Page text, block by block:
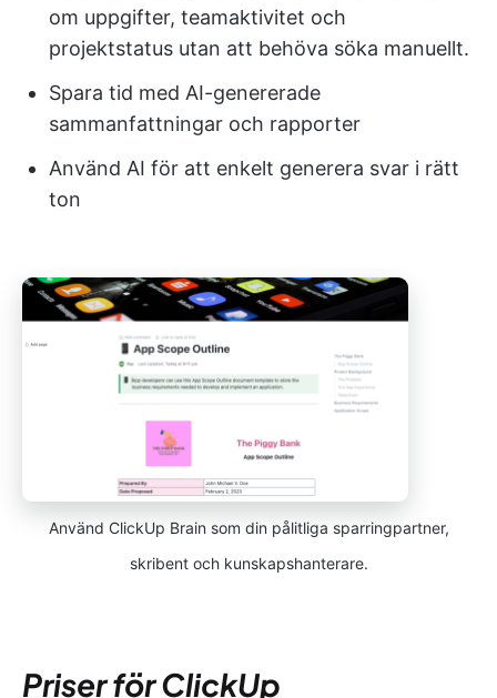
om uppgifter, teamaktivitet och
projektstatus utan att behöva söka manuellt.
Spara tid med AI-genererade
sammanfattningar och rapporter
Använd AI för att enkelt generera svar i rätt
ton
Använd ClickUp Brain som din pålitliga sparringpartner,
skribent och kunskapshanterare.
Priser för ClickUp